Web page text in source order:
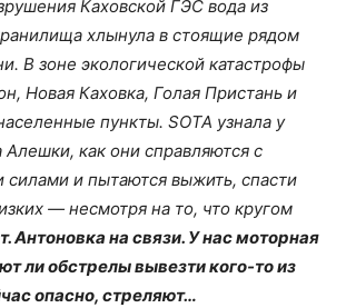
Каховской ГЭС вода из
хлынула в стоящие рядом
В зоне экологической катастрофы
Новая Каховка, Голая Пристань и
пункты. SOTA узнала у
как они справляются с
силами и пытаются выжить, спасти
— несмотря на то, что кругом
Антоновка на связи. У нас моторная
ли обстрелы вывезти кого-то из
опасно, стреляют…